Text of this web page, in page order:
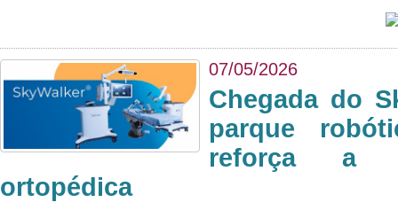
07/05/2026
Chegada do
parque
reforça a
ortopédica